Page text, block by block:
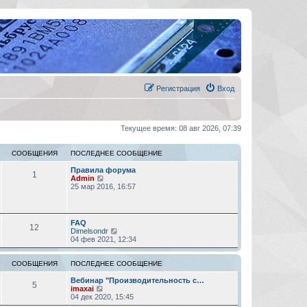
Вход
Регистрация
Текущее время: 08 авг 2026, 07:39
СООБЩЕНИЯ ПОСЛЕДНЕЕ СООБЩЕНИЕ
1
Правила форума
Admin
е
и
к
п
о
с
л
е
н
е
25 мар 2016, 16:57
12
FAQ
Dimelsondr
е
р
е
й
т
и
п
о
04 фев 2021, 12:34
СООБЩЕНИЯ ПОСЛЕДНЕЕ СООБЩЕНИЕ
5
Вебинар "Производительность с…
imaxai
е
р
04 дек 2020, 15:45